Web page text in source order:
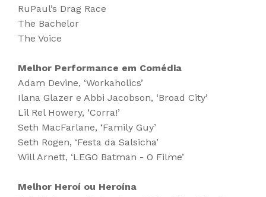
RuPaul’s Drag Race
The Bachelor
The Voice
Melhor Performance em Comédia
Adam Devine, ‘Workaholics’
Ilana Glazer e Abbi Jacobson, ‘Broad City’
Lil Rel Howery, ‘Corra!’
Seth MacFarlane, ‘Family Guy’
Seth Rogen, ‘Festa da Salsicha’
Will Arnett, ‘LEGO Batman - O Filme’
Melhor Heroí ou Heroína